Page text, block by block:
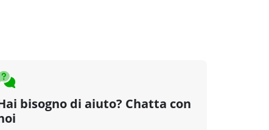
bisogno di aiuto? Chatta con